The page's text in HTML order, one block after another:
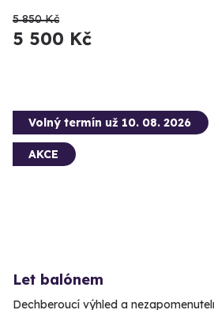
5 850 Kč
5 500 Kč
Volný termín už 10. 08. 2026
AKCE
Let balónem
Dechberoucí výhled a